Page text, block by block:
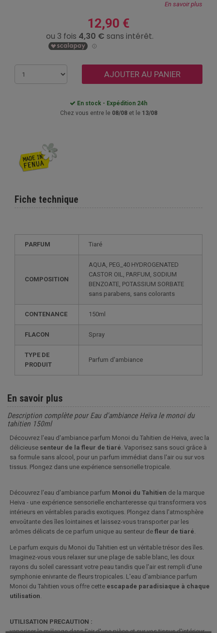
En savoir plus
12,90 €
AJOUTER AU PANIER
En stock - Expédition 24h
Chez vous entre le 08/08et le 13/08
Fiche technique
PARFUM Tiaré
COMPOSITION
AQUA, PEG_40 HYDROGENATED
CASTOR OIL, PARFUM, SODIUM
BENZOATE, POTASSIUM SORBATE
sans parabens, sans colorants
CONTENANCE 150ml
FLACON Spray
TYPE DE
PRODUIT
Parfum d'ambiance
En savoir plus
Description complète pour Eau d'ambiance Heïva le monoi du
tahitien 150ml
Découvrez l'eau d'ambiance parfum Monoi du Tahitien de Heiva, avec la
délicieuse senteur de la fleur de tiaré . Vaporisez sans souci grâce à
sa formule sans alcool, pour un parfum immédiat dans l'air ou sur vos
tissus. Plongez dans une expérience sensorielle tropicale.
Découvrez l'eau d'ambiance parfum Monoi du Tahitien de la marque
Heiva - une expérience sensorielle enchanteresse qui transformera vos
intérieurs en véritables paradis exotiques. Plongez dans l'atmosphère
envoûtante des îles lointaines et laissez-vous transporter par les
arômes délicats de ce parfum unique au senteur de fleur de tiaré
Le parfum exquis du Monoi du Tahitien est un véritable trésor des îles.
Imaginez-vous vous relaxer sur une plage de sable blanc, les doux
rayons du soleil caressant votre peau tandis que l'air est rempli d'une
symphonie enivrante de fleurs tropicales. L'eau d'ambiance parfum
Monoi du Tahitien vous offre cette escapade paradisiaque à chaque
utilisation
UTILISATION PRECAUTION :
vaporiser le mélange dans l'air d'une pièce et sur vos tissus d'intérieur,